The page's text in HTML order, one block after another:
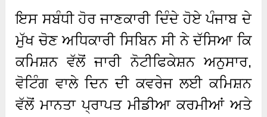
ਇਸ ਸਬੰਧੀ ਹੋਰ ਜਾਣਕਾਰੀ ਦਿੰਦੇ ਹੋਏ ਪੰਜਾਬ ਦੇ
ਮੁੱਖ ਚੋਣ ਅਧਿਕਾਰੀ ਸਿਬਿਨ ਸੀ ਨੇ ਦੱਸਿਆ ਕਿ
ਕਮਿਸ਼ਨ ਵੱਲੋਂ ਜਾਰੀ ਨੋਟੀਫਿਕੇਸ਼ਨ ਅਨੁਸਾਰ,
ਵੋਟਿੰਗ ਵਾਲੇ ਦਿਨ ਦੀ ਕਵਰੇਜ ਲਈ ਕਮਿਸ਼ਨ
ਵੱਲੋਂ ਮਾਨਤਾ ਪ੍ਰਾਪਤ ਮੀਡੀਆ ਕਰਮੀਆਂ ਅਤੇ